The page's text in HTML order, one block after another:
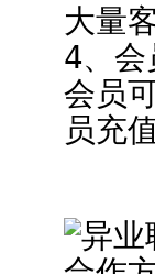
大量
4、会
会员
员充